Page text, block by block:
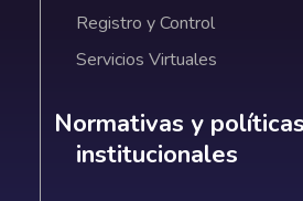
Registro y Control
Servicios Virtuales
Normativas y
Normativas y políticas
institucionales